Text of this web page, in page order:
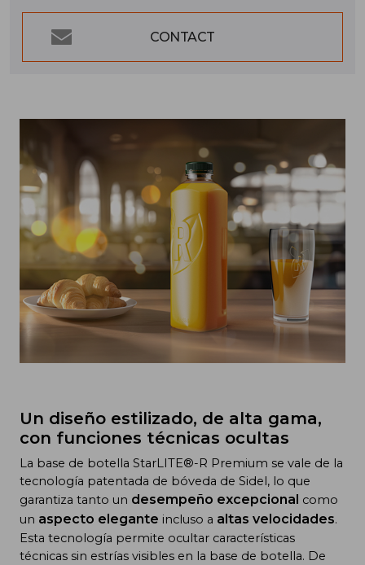
CONTACT
Un diseño estilizado, de alta gama,
con funciones técnicas ocultas
La base de botella StarLITE®-R Premium se vale de la
tecnología patentada de bóveda de Sidel, lo que
garantiza tanto un desempeño excepcional como
un aspecto elegante incluso a altas velocidades.
Esta tecnología permite ocultar características
técnicas sin estrías visibles en la base de botella. De